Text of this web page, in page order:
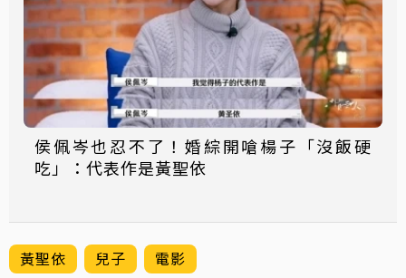
侯佩岑也忍不了！婚綜開嗆楊子「沒飯硬
吃」：代表作是黃聖依
黃聖依 兒子 電影